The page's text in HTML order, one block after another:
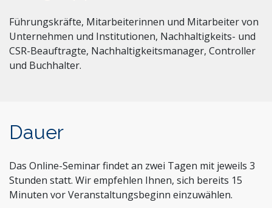
Führungskräfte, Mitarbeiterinnen und Mitarbeiter von
Unternehmen und Institutionen, Nachhaltigkeits- und
CSR-Beauftragte, Nachhaltigkeitsmanager, Controller
und Buchhalter.
Dauer
Das Online-Seminar findet an zwei Tagen mit jeweils 3
Stunden statt. Wir empfehlen Ihnen, sich bereits 15
Minuten vor Veranstaltungsbeginn einzuwählen.